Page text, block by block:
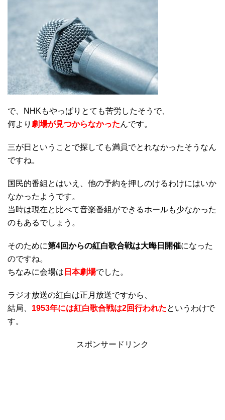
で、NHKもやっぱりとても苦労したそうで、
何より 劇場が見つからなかったんです。
三が日ということで探しても満員でとれなかったそうなん
ですね。
国民的番組とはいえ、他の予約を押しのけるわけにはいか
なかったようです。
当時は現在と比べて音楽番組ができるホールも少なかった
のもあるでしょう。
そのために第4回からの紅白歌合戦は大晦日開催になった
のですね。
ちなみに会場は 日本劇場でした。
ラジオ放送の紅白は正月放送ですから、
結局、 1953年には紅白歌合戦は2回行われたというわけで
す。
スポンサードリンク